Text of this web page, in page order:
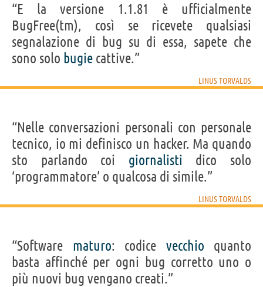
“E la versione 1.1.81 è ufficialmente
BugFree(tm), così se ricevete qualsiasi
segnalazione di bug su di essa, sapete che
sono solo bugie cattive.”
LINUS TORVALDS
“Nelle conversazioni personali con personale
tecnico, io mi definisco un hacker. Ma quando
sto parlando coi giornalisti dico solo
‘programmatore’ o qualcosa di simile.”
LINUS TORVALDS
“Software maturo: codice vecchio quanto
basta affinché per ogni bug corretto uno o
più nuovi bug vengano creati.”